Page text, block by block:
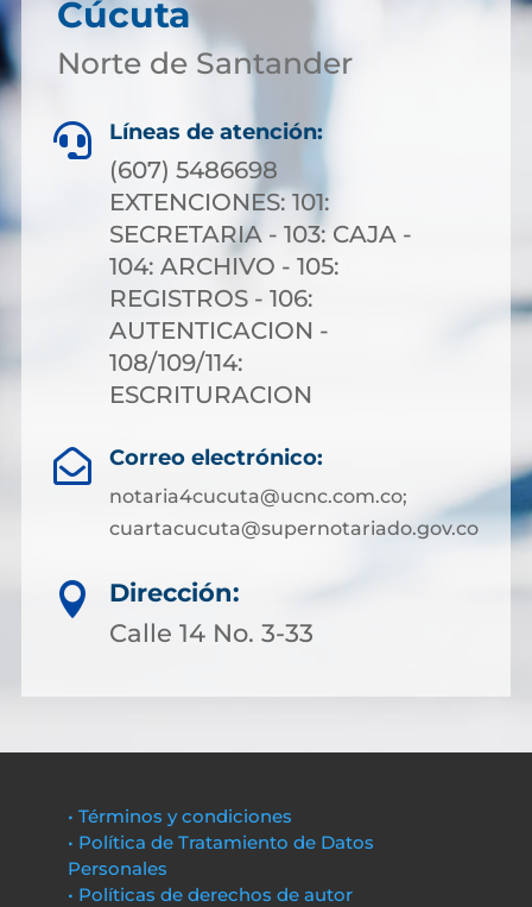
Cúcuta
Norte de Santander
 Líneas de atención:
(607) 5486698
EXTENCIONES: 101:
SECRETARIA - 103: CAJA -
104: ARCHIVO - 105:
REGISTROS - 106:
AUTENTICACION -
108/109/114:
ESCRITURACION
 Correo electrónico:
notaria4cucuta@ucnc.com.co;
cuartacucuta@supernotariado.gov.co

Dirección:
Calle 14 No. 3-33
• Términos y condiciones
• Política de Tratamiento de Datos
Personales
• Políticas de derechos de autor